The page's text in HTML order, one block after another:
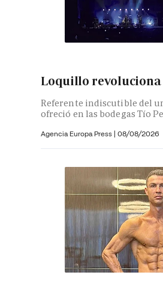
Loquillo revoluciona
Referente indiscutible del
ofreció en las bodegas Tío
Agencia Europa Press | 08/08/2026